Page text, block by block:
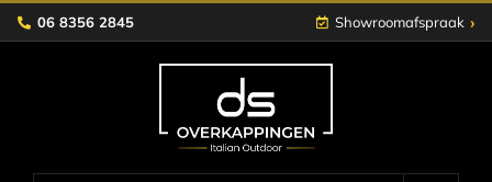
Skip
to
06 8356 2845 Showroomafspraak ›